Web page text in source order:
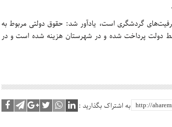
گردشگری است، یادآور شد: حقوق دولتی مربوط به
است که توسط دولت پرداخت شده و در شهرستان هزینه شده است و در
به اشتراک بگذارید :